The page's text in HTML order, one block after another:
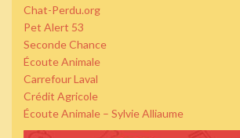
Chat-Perdu.org
Pet Alert 53
Seconde Chance
Écoute Animale
Carrefour Laval
Crédit Agricole
Écoute Animale – Sylvie Alliaume